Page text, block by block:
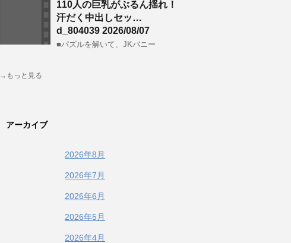
110人の巨乳がぶるん揺れ！
汗だく中出しセッ…
d_804039 2026/08/07
■パズルを解いて、JKバニー
→もっと見る
アーカイブ
2026年8月
2026年7月
2026年6月
2026年5月
2026年4月